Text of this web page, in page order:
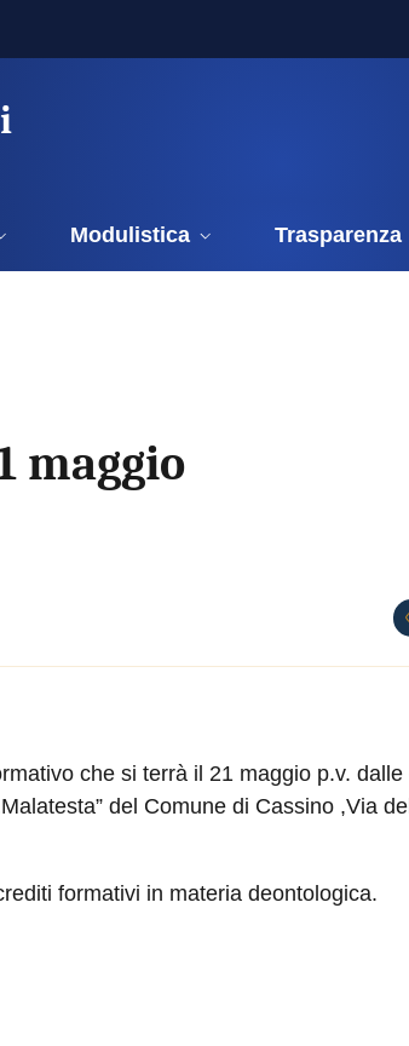
Modulistica Trasparenza
maggio
che si terrà il 21 maggio p.v. dalle
del Comune di Cassino ,Via
formativi in materia deontologica.